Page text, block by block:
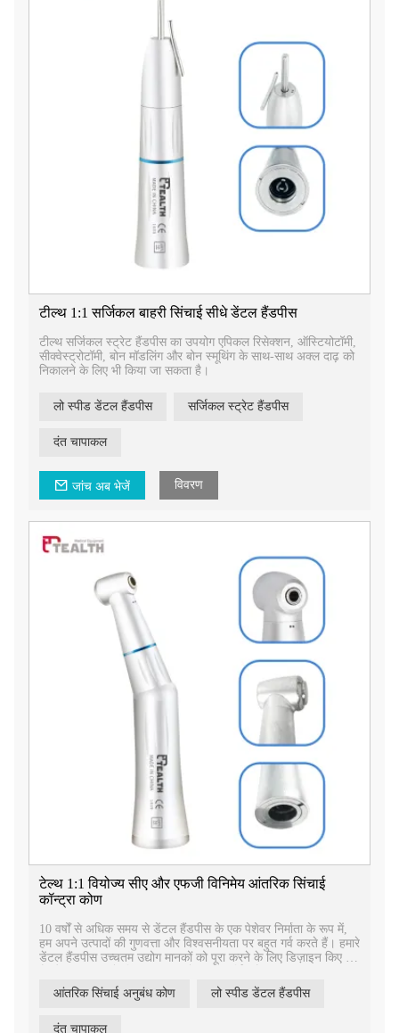
टील्थ 1:1 सर्जिकल बाहरी सिंचाई सीधे डेंटल हैंडपीस
टील्थ सर्जिकल स्ट्रेट हैंडपीस का उपयोग एपिकल रिसेक्शन, ऑस्टियोटॉमी,
सीक्वेस्ट्रोटॉमी, बोन मॉडलिंग और बोन स्मूथिंग के साथ-साथ अक्ल दाढ़ को
निकालने के लिए भी किया जा सकता है।
लो स्पीड डेंटल हैंडपीस सर्जिकल स्ट्रेट हैंडपीस
दंत चापाकल
जांच अब भेजें विवरण
टेल्थ 1:1 वियोज्य सीए और एफजी विनिमेय आंतरिक सिंचाई
कॉन्ट्रा कोण
10 वर्षों से अधिक समय से डेंटल हैंडपीस के एक पेशेवर निर्माता के रूप में,
हम अपने उत्पादों की गुणवत्ता और विश्वसनीयता पर बहुत गर्व करते हैं। हमारे
डेंटल हैंडपीस उच्चतम उद्योग मानकों को पूरा करने के लिए डिज़ाइन किए गए
आंतरिक सिंचाई अनुबंध कोण
लो स्पीड डेंटल हैंडपीस
दंत चापाकल